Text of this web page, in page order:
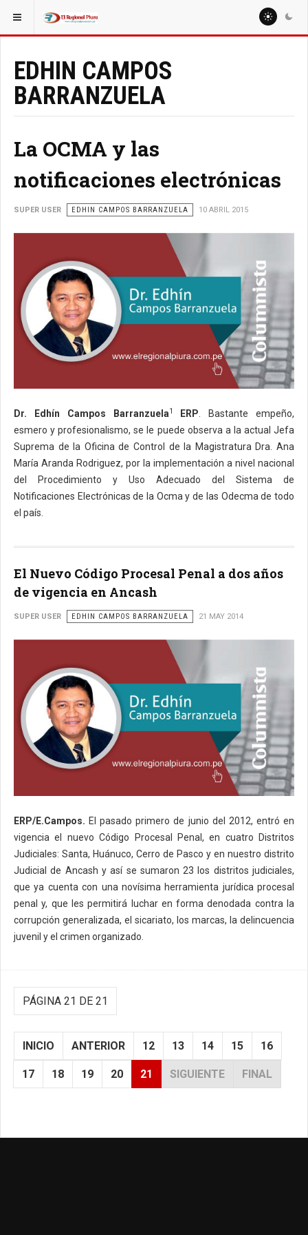
ESTÁ AQUÍ: COLUMNISTAS MIGUEL ARTURO SEMINARIO OJEDA
EDHIN CAMPOS
BARRANZUELA
La OCMA y las
notificaciones electrónicas
SUPER USER EDHIN CAMPOS BARRANZUELA 10 ABRIL 2015
Dr. Edhín Campos Barranzuela1 ERP. Bastante empeño,
esmero y profesionalismo, se le puede observa a la actual Jefa
Suprema de la Oficina de Control de la Magistratura Dra. Ana
María Aranda Rodriguez, por la implementación a nivel nacional
del Procedimiento y Uso Adecuado del Sistema de
Notificaciones Electrónicas de la Ocma y de las Odecma de todo
el país.
El Nuevo Código Procesal Penal a dos años
de vigencia en Ancash
SUPER USER EDHIN CAMPOS BARRANZUELA 21 MAY 2014
ERP/E.Campos. El pasado primero de junio del 2012, entró en
vigencia el nuevo Código Procesal Penal, en cuatro Distritos
Judiciales: Santa, Huánuco, Cerro de Pasco y en nuestro distrito
Judicial de Ancash y así se sumaron 23 los distritos judiciales,
que ya cuenta con una novísima herramienta jurídica procesal
penal y, que les permitirá luchar en forma denodada contra la
corrupción generalizada, el sicariato, los marcas, la delincuencia
juvenil y el crimen organizado.
PÁGINA 21 DE 21
INICIO ANTERIOR 12 13 14 15 16
17 18 19 20 21 SIGUIENTE FINAL